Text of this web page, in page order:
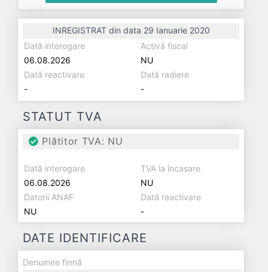
INREGISTRAT din data 29 Ianuarie 2020
Dată interogare
06.08.2026
Activă fiscal
NU
Dată reactivare
-
Dată radiere
-
STATUT TVA
Plătitor TVA: NU
Dată interogare
06.08.2026
TVA la încasare
NU
Datorii ANAF
NU
Dată reactivare
-
DATE IDENTIFICARE
Denumire firmă